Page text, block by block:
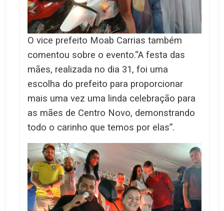
O vice prefeito Moab Carrias também
comentou sobre o evento.“A festa das
mães, realizada no dia 31, foi uma
escolha do prefeito para proporcionar
mais uma vez uma linda celebração para
as mães de Centro Novo, demonstrando
todo o carinho que temos por elas”.